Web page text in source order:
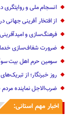
انسجام ملی و
از افتخار آفرینی جهانی
فرهنگ‌سازی و
ضرورت شفاف‌سازی
سومین حرم اهل بیت
روز خبرنگار؛ از
ضرب‌الاجل نماینده مردم
اخبار مهم استانی: